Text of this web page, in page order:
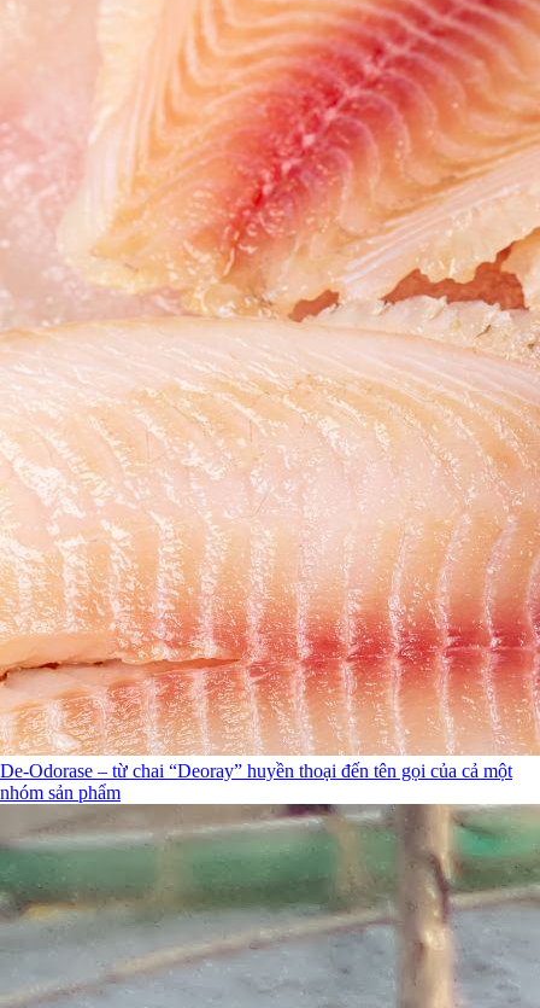
De-Odorase – từ chai “Deoray” huyền thoại đến tên gọi của cả một
nhóm sản phẩm